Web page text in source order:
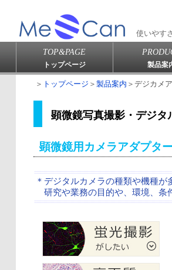
使いやす
＞ トップページ ＞ 製品案内 ＞デジカメ
顕微鏡写真撮影・デジタ
顕微鏡用カメラアダプター
＊デジタルカメラの種類や機種
研究や業務の目的や、環境、条
TOP&PAGE
トップページ 製品案